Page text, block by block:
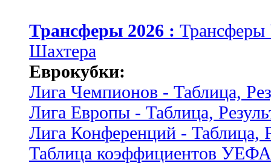
Трансферы 2026 :
Шахтера
Еврокубки:
Лига Чемпионов - Таблица,
Лига Европы - Таблица,
Лига Конференций - Таблица,
Таблица коэффициентов УЕФА